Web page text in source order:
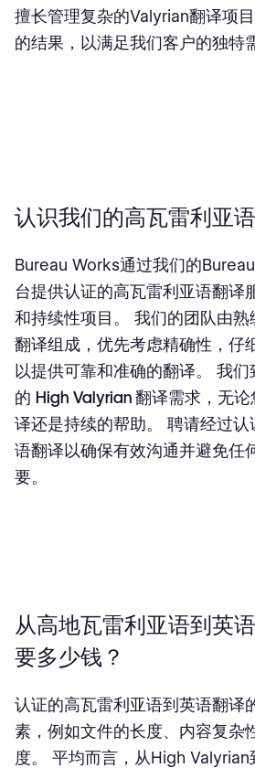
擅长管理复杂的Valyrian翻译项
的结果，以满足我们客户的独特
认识我们的高瓦雷利亚
Bureau Works通过我们的
台提供认证的高瓦雷利亚语翻译
和持续性项目。 我们的团队由
翻译组成，优先考虑精确性，仔
以提供可靠和准确的翻译。 我
的 High Valyrian 翻译需求，无
译还是持续的帮助。 聘请经过认
语翻译以确保有效沟通并避免任
要。
从高地瓦雷利亚语到英
要多少钱？
认证的高瓦雷利亚语到英语翻译
素，例如文件的长度、内容复杂
度。 平均而言，从High